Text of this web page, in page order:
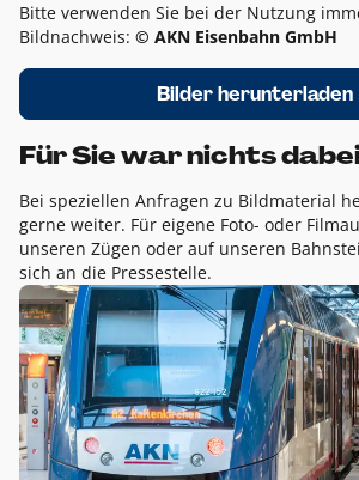
Bitte verwenden Sie bei der Nutzung
Bildnachweis: © AKN Eisenbahn GmbH
Bilder herunterladen
Für Sie war nichts
Bei speziellen Anfragen zu Bildmaterial
gerne weiter. Für eigene Foto- oder
unseren Zügen oder auf unseren
sich an die Pressestelle.